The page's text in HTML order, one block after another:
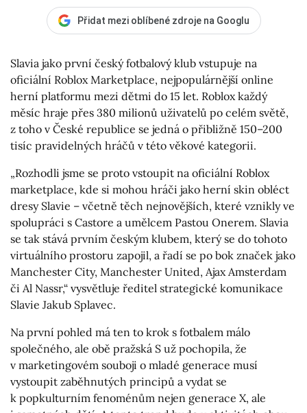
Přidat mezi oblíbené zdroje na Googlu
Slavia jako první český fotbalový klub vstupuje na
oficiální Roblox Marketplace, nejpopulárnější online
herní platformu mezi dětmi do 15 let. Roblox každý
měsíc hraje přes 380 milionů uživatelů po celém světě,
z toho v České republice se jedná o přibližně 150–200
tisíc pravidelných hráčů v této věkové kategorii.
„Rozhodli jsme se proto vstoupit na oficiální Roblox
marketplace, kde si mohou hráči jako herní skin obléct
dresy Slavie – včetně těch nejnovějších, které vznikly ve
spolupráci s Castore a umělcem Pastou Onerem. Slavia
se tak stává prvním českým klubem, který se do tohoto
virtuálního prostoru zapojil, a řadí se po bok značek jako
Manchester City, Manchester United, Ajax Amsterdam
či Al Nassr,“ vysvětluje ředitel strategické komunikace
Slavie Jakub Splavec.
Na první pohled má ten to krok s fotbalem málo
společného, ale obě pražská S už pochopila, že
v marketingovém souboji o mladé generace musí
vystoupit zaběhnutých principů a vydat se
k popkulturním fenoménům nejen generace X, ale